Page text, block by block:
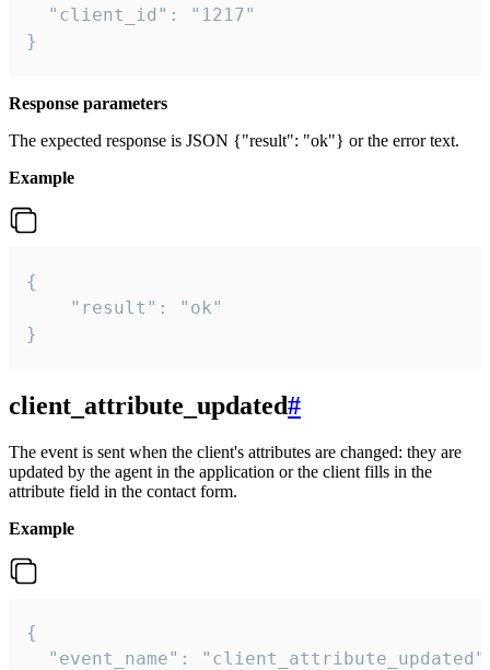
  "client_id": "1217"
}
Response parameters
The expected response is JSON {"result": "ok"} or the error text.
Example
{
    "result": "ok"
}
client_attribute_updated#
The event is sent when the client's attributes are changed: they are
updated by the agent in the application or the client fills in the
attribute field in the contact form.
Example
{
"event_name":